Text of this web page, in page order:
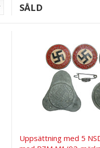
SÅLD
Uppsättning med 5